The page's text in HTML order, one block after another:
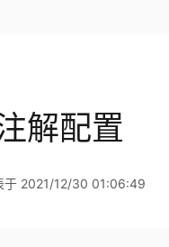
解配置
于 2021/12/30 01:06:49